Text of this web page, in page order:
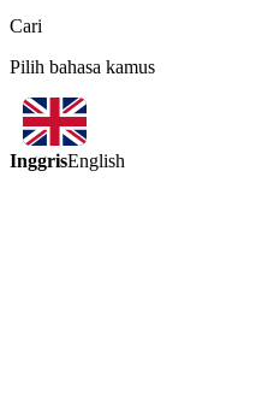
Cari
Pilih bahasa kamus
InggrisEnglish